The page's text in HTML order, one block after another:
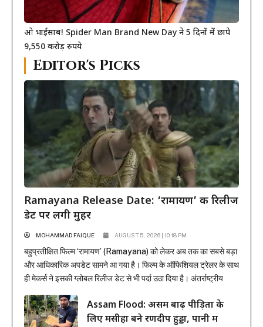
ओ भाईसाब! Spider Man Brand New Day ने 5 दिनों में छापे
9,550 करोड़ रुपये
Editor's Picks
Ramayana Release Date: ‘रामायण’ की रिलीज
डेट पर लगी मुहर
MOHAMMAD FAIQUE AUGUST 5, 2026 | 10:18 PM
बहुप्रतीक्षित फिल्म ‘रामायण’ (Ramayana) को लेकर अब तक का सबसे बड़ा
और आधिकारिक अपडेट सामने आ गया है। फिल्म के ऑफिशियल ट्रेलर के साथ
ही मेकर्स ने इसकी ग्लोबल रिलीज डेट से भी पर्दा उठा दिया है। अंतर्राष्ट्रीय
भव्य महाकाव्य 6 नवंबर...Assam Flood: असम बाढ़ पीड़ितों के
लिए मसीहा बने रणदीप हुड्डा, पानी में